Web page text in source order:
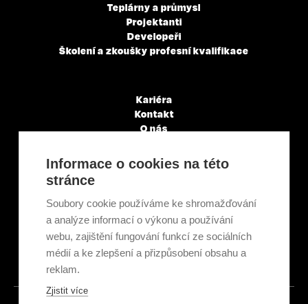
Teplárny a průmysl
Projektanti
Developeři
Školení a zkoušky profesní kvalifikace
Kariéra
Kontakt
O nás
Články a novinky
GDPR & Cookies
Ekologická recyklace
Projekty EU
Intranet - Přihlášení
Přihlášení
Informace o cookies na této
stránce
Soubory cookie používáme ke shromažďování
a analýze informací o výkonu a používání
webu, zajištění fungování funkcí ze sociálních
médií a ke zlepšení a přizpůsobení obsahu a
reklam.
Zjistit více